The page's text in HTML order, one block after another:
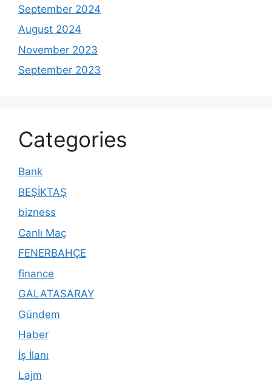
September 2024
August 2024
November 2023
September 2023
Categories
Bank
BEŞİKTAŞ
bizness
Canlı Maç
FENERBAHÇE
finance
GALATASARAY
Gündem
Haber
İş İlanı
Lajm